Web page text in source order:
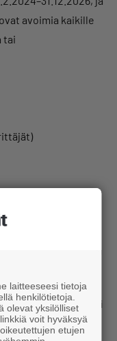
avoimia kaikille
tai
Sirkukseen—täällä ei
laitteeseesi tietoja
henkilötietoja.
olevat yksilölliset
voit hyväksyä
etujen